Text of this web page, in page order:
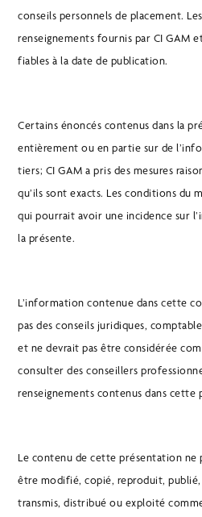
conseils personnels de placement.
renseignements fournis par CI GAM
fiables à la date de publication.
Certains énoncés contenus dans la
entièrement ou en partie sur de
tiers; CI GAM a pris des mesures
qu’ils sont exacts. Les conditions du
qui pourrait avoir une incidence sur
la présente.
L’information contenue dans cette
pas des conseils juridiques,
et ne devrait pas être considérée
consulter des conseillers
renseignements contenus dans cette
Le contenu de cette présentation ne
être modifié, copié, reproduit,
transmis, distribué ou exploité